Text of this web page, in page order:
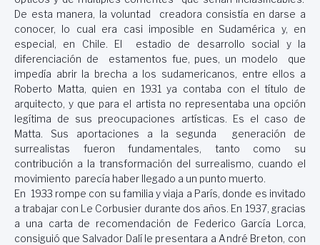
De esta manera, la voluntad creadora consistía en darse a
conocer, lo cual era casi imposible en Sudamérica y, en
especial, en Chile. El estadio de desarrollo social y la
diferenciación de estamentos fue, pues, un modelo que
impedía abrir la brecha a los sudamericanos, entre ellos a
Roberto Matta, quien en 1931 ya contaba con el título de
arquitecto, y que para el artista no representaba una opción
legítima de sus preocupaciones artísticas. Es el caso de
Matta. Sus aportaciones a la segunda generación de
surrealistas fueron fundamentales, tanto como su
contribución a la transformación del surrealismo, cuando el
movimiento parecía haber llegado a un punto muerto.
En 1933 rompe con su familia y viaja a París, donde es invitado
a trabajar con Le Corbusier durante dos años. En 1937, gracias
a una carta de recomendación de Federico García Lorca,
consiguió que Salvador Dalí le presentara a André Breton, con